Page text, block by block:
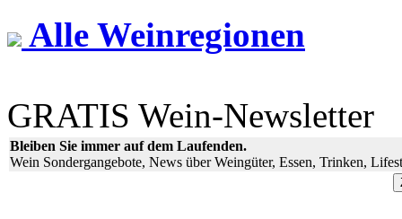
Alle Weinregionen
GRATIS Wein-Newsletter
Bleiben Sie immer auf dem Laufenden.
Wein Sondergangebote, News über Weingüter, Essen, Trinken,